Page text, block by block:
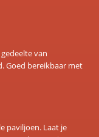
van
Goed bereikbaar met
paviljoen. Laat je